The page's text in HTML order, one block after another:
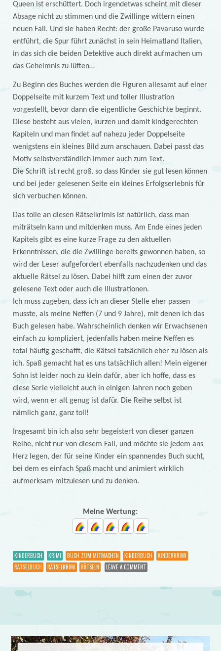
Queen ist erschüttert. Doch irgendetwas scheint mit dieser
Absage nicht zu stimmen und die Zwillinge wittern einen
neuen Fall. Und sie haben Recht: der große Pavaruso wurde
entführt, die Spur führt zunächst in sein Heimatland Italien,
in das sich die beiden Detektive auch direkt aufmachen um
das Geheimnis zu lüften…
Zu Beginn des Buches werden die Figuren allesamt auf einer
Doppelseite mit kurzem Text und toller Illustration
vorgestellt, bevor dann die eigentliche Geschichte beginnt.
Diese besteht aus vielen, kurzen und damit kindgerechten
Kapiteln und man findet auf nahezu jeder Doppelseite
wenigstens ein kleines Bild zum anschauen. Dabei passt das
Motiv selbstverständlich immer auch zum Text.
Die Schrift ist recht groß, so dass Kinder sie gut lesen können
und bei jeder gelesenen Seite ein kleines Erfolgserlebnis für
sich verbuchen können.
Das tolle an diesen Rätselkrimis ist natürlich, dass man
miträtseln kann und mitdenken muss. Am Ende eines jeden
Kapitels gibt es eine kurze Frage zu den aktuellen
Erkenntnissen, die die Zwillinge bereits gewonnen haben, so
wird der Leser aufgefordert ebenfalls nachzudenken und das
aktuelle Rätsel zu lösen. Dabei hilft zum einen der zuvor
gelesene Text oder auch die Illustrationen.
Ich muss zugeben, dass ich an dieser Stelle eher passen
musste, als meine Neffen (7 und 9 Jahre), mit denen ich das
Buch gelesen habe. Wahrscheinlich denken wir Erwachsenen
einfach zu kompliziert, jedenfalls haben meine Neffen es
total häufig geschafft, die Rätsel tatsächlich eher zu lösen als
ich. Spaß gemacht hat es uns tatsächlich allen! Mein eigener
Sohn ist leider noch zu klein dafür, aber ich hoffe, dass es
diese Serie vielleicht auch in einigen Jahren noch geben
wird, wenn er alt genug ist dafür. Die Reihe selbst ist
nämlich ganz, ganz toll!
Insgesamt bin ich also sehr begeistert von dieser ganzen
Reihe, nicht nur von diesem Fall, und möchte sie jedem ans
Herz legen, der für seine Kinder ein spannendes Buch sucht,
bei dem es einfach Spaß macht und animiert wirklich
aufmerksam mitzulesen und zu denken.
Meine Wertung:
KINDERBUCH KRIMI BUCH ZUM MITMACHEN KINDERBUCH
KINDERKRIMI
RÄTSELBUCH
RÄTSELKRIMI RÄTSELN LEAVE A COMMENT
Post navigation